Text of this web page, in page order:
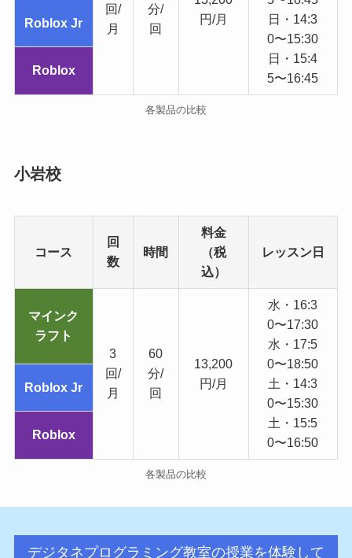
回/
月
分/
回
円/月
日・14:3
0〜15:30
日・15:4
5〜16:45
Roblox Jr
Roblox
各製品の比較
小岩校
コース
回
数
時間
料金
（税
込）
レッスン日
マインク
ラフト
3
回/
月
60
分/
回
13,200
円/月
水・16:3
0〜17:30
水・17:5
0〜18:50
土・14:3
0〜15:30
土・15:5
0〜16:50
Roblox Jr
Roblox
各製品の比較
デジタネプログラミング教室の授業を体験して